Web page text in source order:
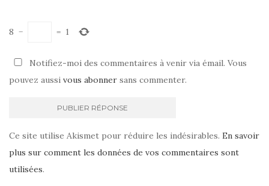
8 − = 1
Notifiez-moi des commentaires à venir via émail. Vous
pouvez aussi vous abonner sans commenter.
Ce site utilise Akismet pour réduire les indésirables. En savoir
plus sur comment les données de vos commentaires sont
utilisées.